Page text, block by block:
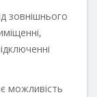
зовнішнього
можливість